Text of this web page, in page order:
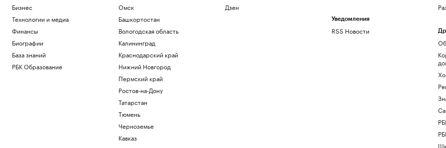
Бизнес
Технологии и медиа
Финансы
Биографии
База знаний
РБК Образование
Омск
Башкортостан
Вологодская область
Калининград
Краснодарский край
Нижний Новгород
Пермский край
Ростов-на-Дону
Татарстан
Тюмень
Черноземье
Кавказ
Дзен
Уведомления
RSS Новости